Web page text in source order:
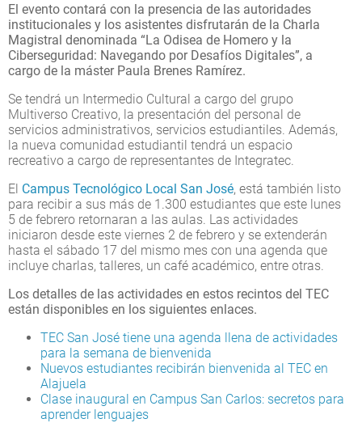
El evento contará con la presencia de las autoridades
institucionales y los asistentes disfrutarán de la Charla
Magistral denominada “La Odisea de Homero y la
Ciberseguridad: Navegando por Desafíos Digitales”, a
cargo de la máster Paula Brenes Ramírez.
Se tendrá un Intermedio Cultural a cargo del grupo
Multiverso Creativo, la presentación del personal de
servicios administrativos, servicios estudiantiles. Además,
la nueva comunidad estudiantil tendrá un espacio
recreativo a cargo de representantes de Integratec.
El Campus Tecnológico Local San José, está también listo
para recibir a sus más de 1.300 estudiantes que este lunes
5 de febrero retornaran a las aulas. Las actividades
iniciaron desde este viernes 2 de febrero y se extenderán
hasta el sábado 17 del mismo mes con una agenda que
incluye charlas, talleres, un café académico, entre otras.
Los detalles de las actividades en estos recintos del TEC
están disponibles en los siguientes enlaces.
TEC San José tiene una agenda llena de actividades
para la semana de bienvenida
Nuevos estudiantes recibirán bienvenida al TEC en
Alajuela
Clase inaugural en Campus San Carlos: secretos para
aprender lenguajes